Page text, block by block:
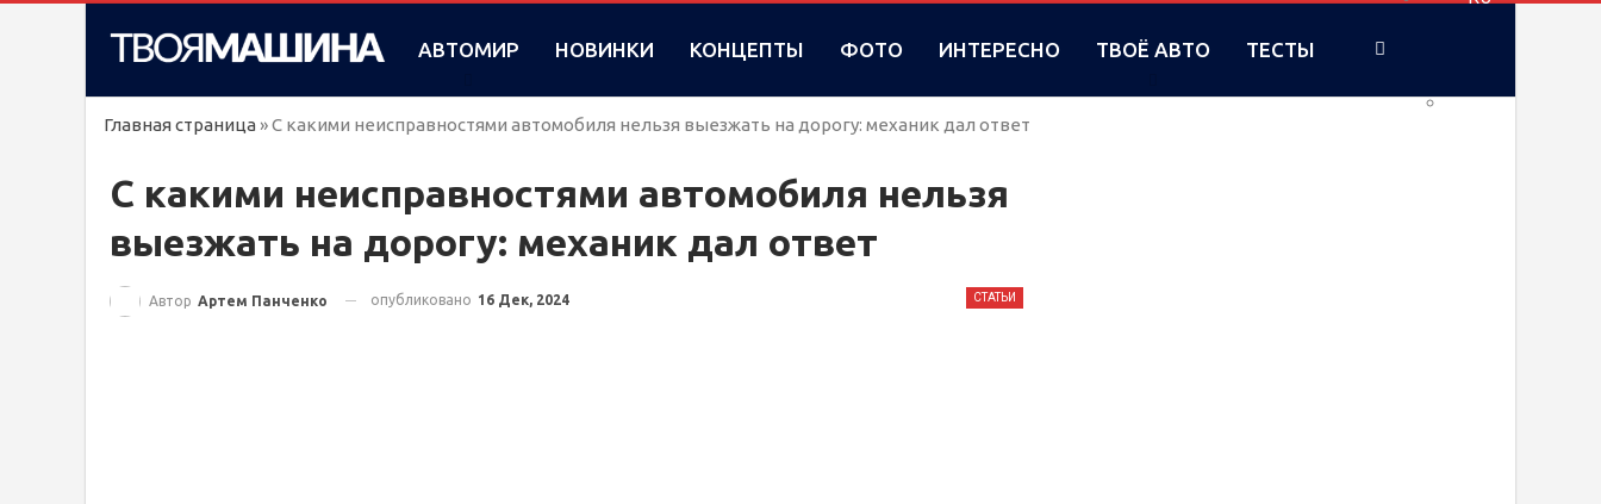
UA
АВТОМИР НОВИНКИ КОНЦЕПТЫ ФОТО ИНТЕРЕСНО ТВОЁ АВТО ТЕСТЫ
Главная страница »С какими неисправностями автомобиля нельзя выезжать на дорогу: механик дал ответ
С какими неисправностями автомобиля нельзя
выезжать на дорогу: механик дал ответ
СТАТЬИ
Автор Артем Панченко опубликовано 16 Дек, 2024